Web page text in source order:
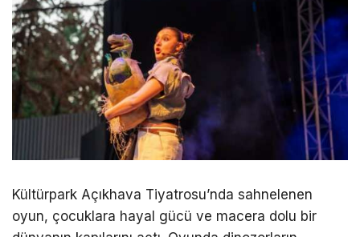
Kültürpark Açıkhava Tiyatrosu’nda sahnelenen
oyun, çocuklara hayal gücü ve macera dolu bir